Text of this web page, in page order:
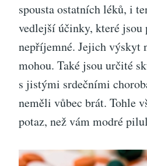
spousta ostatních léků, i
vedlejší účinky, které jsou
nepříjemné. Jejich výskyt
mohou. Také jsou určité
s jistými srdečními
neměli vůbec brát. Tohle
potaz, než vám modré